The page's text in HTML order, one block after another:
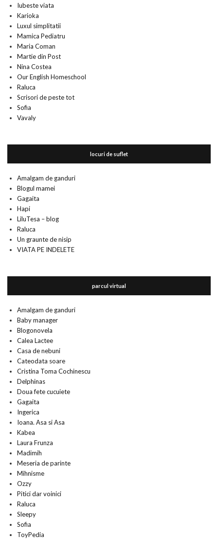
Iubeste viata
Karioka
Luxul simplitatii
Mamica Pediatru
Maria Coman
Martie din Post
Nina Costea
Our English Homeschool
Raluca
Scrisori de peste tot
Sofia
Vavaly
locuri de suflet
Amalgam de ganduri
Blogul mamei
Gagaita
Hapi
LiluTesa – blog
Raluca
Un graunte de nisip
VIATA PE INDELETE
parcul virtual
Amalgam de ganduri
Baby manager
Blogonovela
Calea Lactee
Casa de nebuni
Cateodata soare
Cristina Toma Cochinescu
Delphinas
Doua fete cucuiete
Gagaita
Ingerica
Ioana. Asa si Asa
Kabea
Laura Frunza
Madimih
Meseria de parinte
Mihnisme
Ozzy
Pitici dar voinici
Raluca
Sleepy
Sofia
ToyPedia